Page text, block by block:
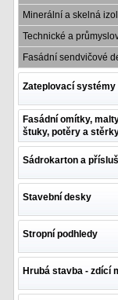
Minerální a skelná
Technické a
Fasádní sendvičové
Zateplovací systémy
Fasádní omítky,
štuky, potěry a
Sádrokarton a
Stavební desky
Stropní podhledy
Hrubá stavba - zdící